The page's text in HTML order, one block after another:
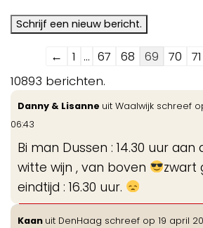
Navigatie
door
de
gastenboek-
← 1 ... 67 68 69 70 71
10893 berichten.
Danny & Lisanne uit Waalwijk schreef
06:43
Bi man Dussen : 14.30 uur
witte wijn , van boven
zwart
eindtijd : 16.30 uur.
Kaan uit DenHaag schreef op 19 april